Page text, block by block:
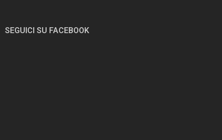
SEGUICI SU FACEBOOK